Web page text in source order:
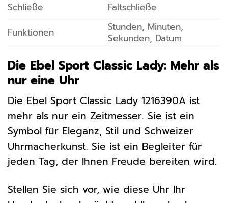
Schließe
Faltschließe
Funktionen
Stunden, Minuten,
Sekunden, Datum
Die Ebel Sport Classic Lady: Mehr als
nur eine Uhr
Die Ebel Sport Classic Lady 1216390A ist
mehr als nur ein Zeitmesser. Sie ist ein
Symbol für Eleganz, Stil und Schweizer
Uhrmacherkunst. Sie ist ein Begleiter für
jeden Tag, der Ihnen Freude bereiten wird.
Stellen Sie sich vor, wie diese Uhr Ihr